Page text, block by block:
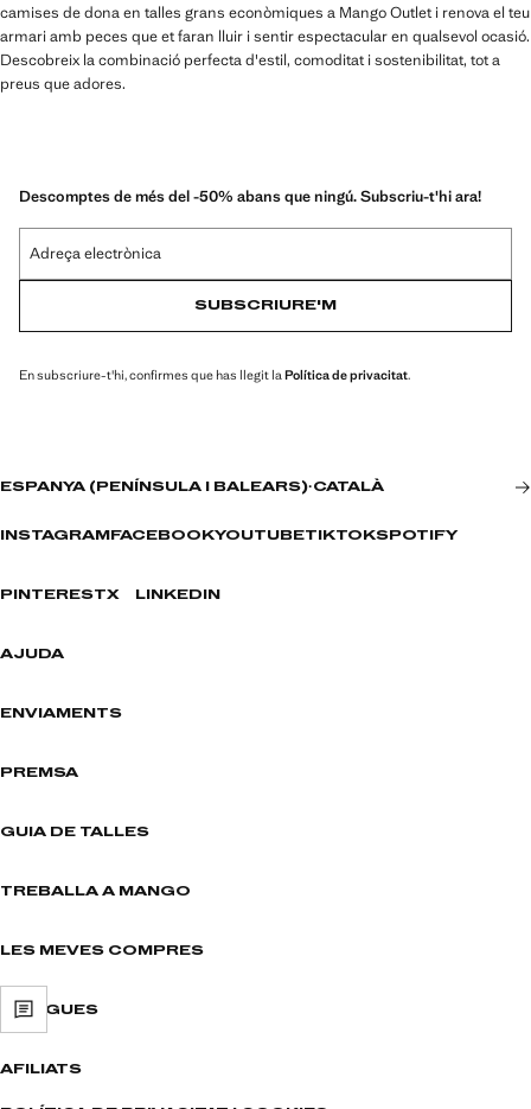
camises de dona en talles grans econòmiques a Mango Outlet i renova el teu
armari amb peces que et faran lluir i sentir espectacular en qualsevol ocasió.
Descobreix la combinació perfecta d'estil, comoditat i sostenibilitat, tot a
preus que adores.
Descomptes de més del -50% abans que ningú. Subscriu-t'hi ara!
Adreça electrònica
SUBSCRIURE'M
En subscriure-t'hi, confirmes que has llegit la Política de privacitat.
ESPANYA (PENÍNSULA I BALEARS)·CATALÀ
INSTAGRAM FACEBOOKYOUTUBETIKTOKSPOTIFY
PINTERESTX LINKEDIN
AJUDA
ENVIAMENTS
PREMSA
GUIA DE TALLES
TREBALLA A MANGO
LES MEVES COMPRES
BOTIGUES
AFILIATS